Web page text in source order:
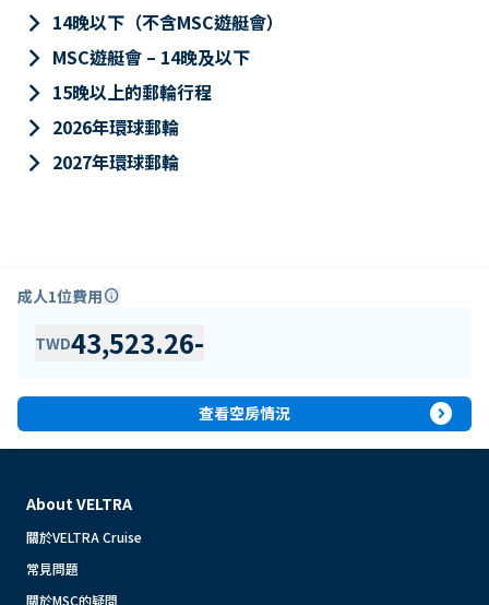
keyboard_arrow_right 14晚以下（不含MSC遊艇會）
keyboard_arrow_right MSC遊艇會 – 14晚及以下
keyboard_arrow_right 15晚以上的郵輪行程
keyboard_arrow_right 2026年環球郵輪
keyboard_arrow_right 2027年環球郵輪
成人1位費用info
TWD43,523.26-
查看空房情況 expand_circle_right
About VELTRA
關於VELTRA Cruise
常見問題
關於MSC的疑問